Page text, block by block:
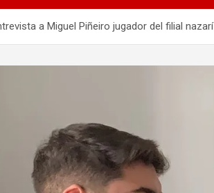
a Miguel Piñeiro jugador del filial nazarí